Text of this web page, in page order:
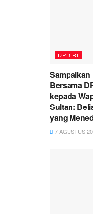
DPD RI
Sampaikan
Bersama
kepada
Sultan:
yang
7 AGUSTUS